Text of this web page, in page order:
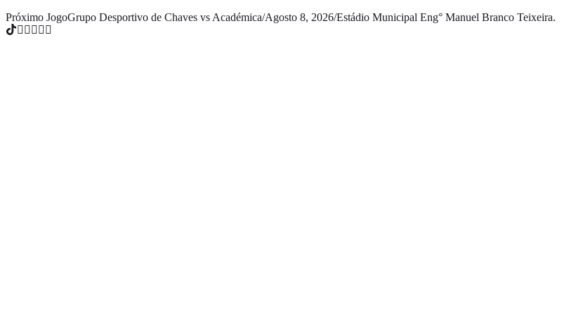
Próximo JogoGrupo Desportivo de Chaves vs Académica/Agosto 8, 2026/Estádio Municipal Eng° Manuel Branco Teixeira.